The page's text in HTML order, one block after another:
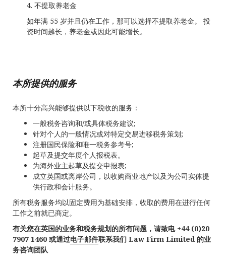
4. 不提取养老金
如年满 55 岁并且仍在工作，那可以选择不提取养老金。 投
资时间越长，养老金或因此可能增长。
本所提供的服务
本所十分高兴能够提供以下税收的服务：
一般税务咨询和/或具体税务建议;
针对个人的一般情况或对特定交易进移税务策划;
注册国民保险和唯一税务参考号;
起草及提交年度个人报税表。
为海外业主起草及提交申报表;
成立英国或离岸公司，以收购商业地产以及为公司实体提
供行政和会计服务。
所有税务服务均以固定费用为基础安排，收取的费用在进行任何
工作之前就已商定。
有关您在英国的业务和税务规划的所有问题，请致电 +44 (0)20
7907 1460 或通过电子邮件联系我们 Law Firm Limited 的业
务咨询团队